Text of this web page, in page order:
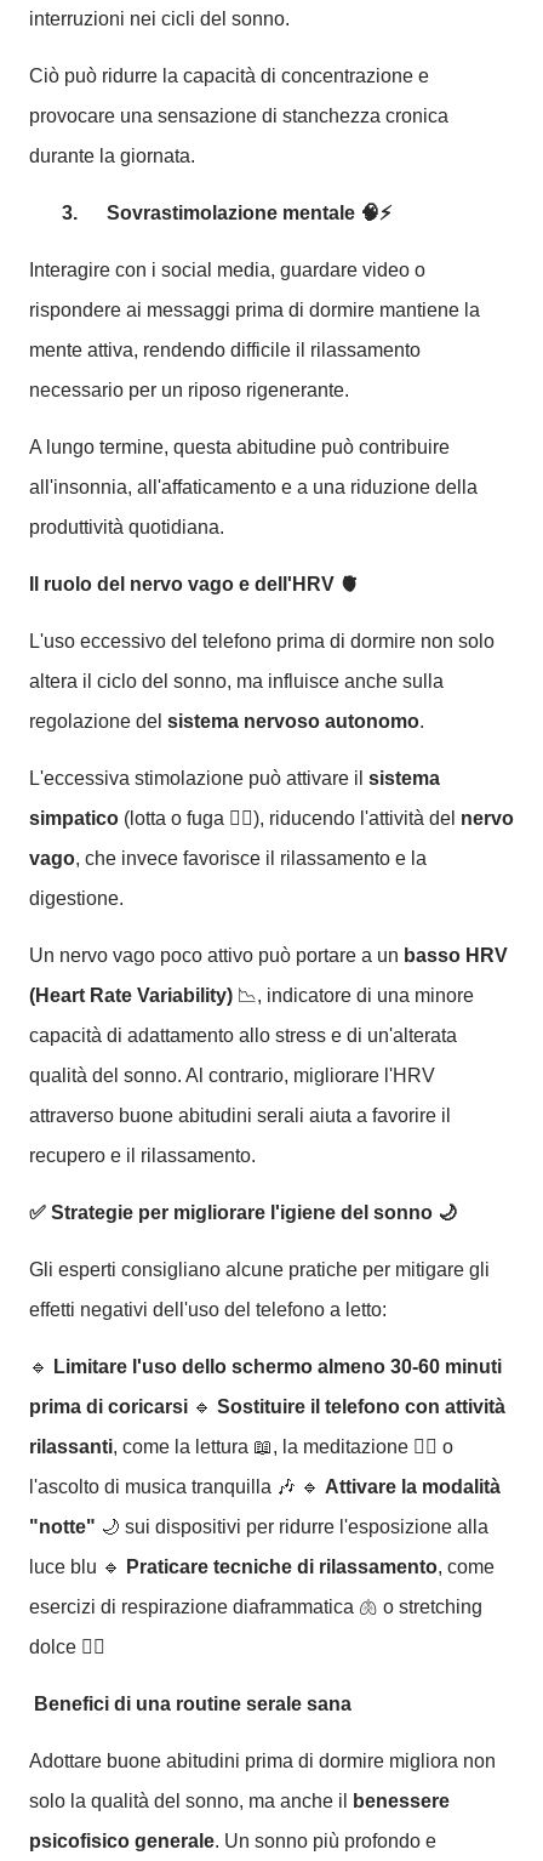
interruzioni nei cicli del sonno.
Ciò può ridurre la capacità di concentrazione e
provocare una sensazione di stanchezza cronica
durante la giornata.
3. Sovrastimolazione mentale 🧠⚡
Interagire con i social media, guardare video o
rispondere ai messaggi prima di dormire mantiene la
mente attiva, rendendo difficile il rilassamento
necessario per un riposo rigenerante.
A lungo termine, questa abitudine può contribuire
all'insonnia, all'affaticamento e a una riduzione della
produttività quotidiana.
Il ruolo del nervo vago e dell'HRV 🫀
L'uso eccessivo del telefono prima di dormire non solo
altera il ciclo del sonno, ma influisce anche sulla
regolazione del sistema nervoso autonomo.
L'eccessiva stimolazione può attivare il sistema
simpatico (lotta o fuga 🏃‍♂️), riducendo l'attività del nervo
vago, che invece favorisce il rilassamento e la
digestione.
Un nervo vago poco attivo può portare a un basso HRV
(Heart Rate Variability) 📉, indicatore di una minore
capacità di adattamento allo stress e di un'alterata
qualità del sonno. Al contrario, migliorare l'HRV
attraverso buone abitudini serali aiuta a favorire il
recupero e il rilassamento.
✅ Strategie per migliorare l'igiene del sonno 🌙
Gli esperti consigliano alcune pratiche per mitigare gli
effetti negativi dell'uso del telefono a letto:
🔹
Limitare l'uso dello schermo almeno 30-60 minuti
prima di coricarsi 🔹 Sostituire il telefono con attività
rilassanti, come la lettura 📖, la meditazione 🧘‍♂️ o
l'ascolto di musica tranquilla 🎶 🔹 Attivare la modalità
"notte" 🌙 sui dispositivi per ridurre l'esposizione alla
luce blu 🔹
Praticare tecniche di rilassamento, come
esercizi di respirazione diaframmatica 🫁 o stretching
dolce 🤸‍♀️
Benefici di una routine serale sana
Adottare buone abitudini prima di dormire migliora non
solo la qualità del sonno, ma anche il
benessere
psicofisico generale. Un sonno più profondo e